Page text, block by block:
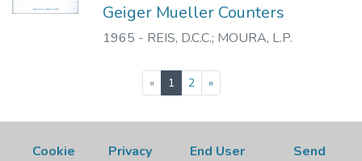
Geiger Mueller Counters
1965 - REIS, D.C.C.; MOURA, L.P.
« 1(current)
2 »
Cookie
Privacy
End User
Send